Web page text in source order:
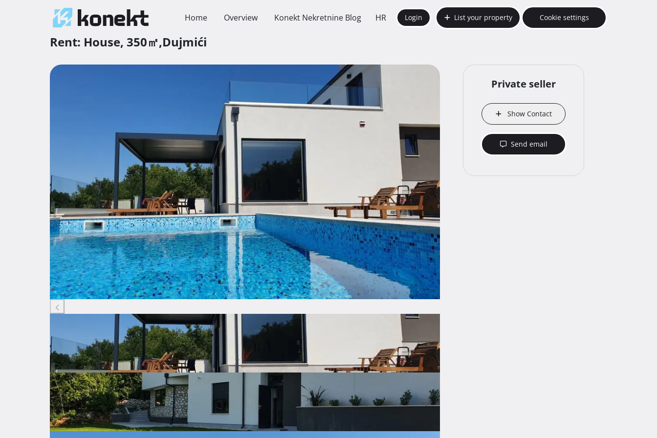
Home Overview Konekt Nekretnine Blog HR Login List your property Cookie settings
Rent: House, 350㎡,Dujmići
Listing ID: 61153882
Private seller
Show Contact
Send email